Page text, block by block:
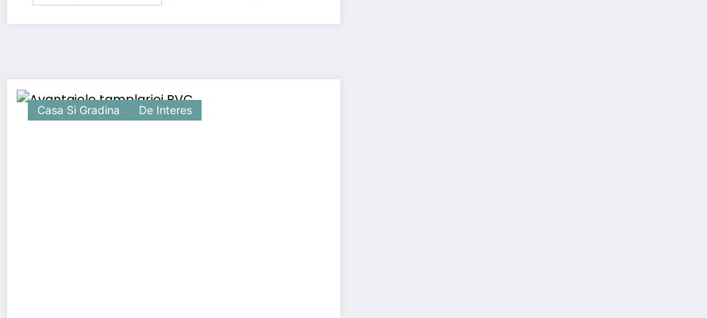
Casa Si Gradina De Interes